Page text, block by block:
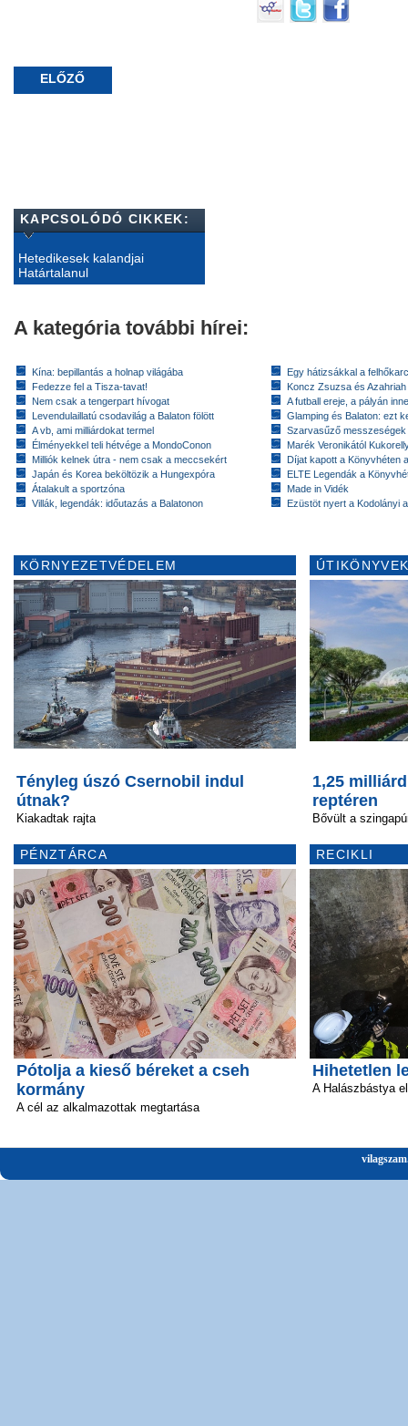
ELŐZŐ
KAPCSOLÓDÓ CIKKEK:
Hetedikesek kalandjai
Határtalanul
A kategória további hírei:
Kína: bepillantás a holnap világába
Fedezze fel a Tisza-tavat!
Nem csak a tengerpart hívogat
Levendulaillatú csodavilág a Balaton fölött
A vb, ami milliárdokat termel
Élményekkel teli hétvége a MondoConon
Milliók kelnek útra - nem csak a meccsekért
Japán és Korea beköltözik a Hungexpóra
Átalakult a sportzóna
Villák, legendák: időutazás a Balatonon
Egy hátizsákkal a
Koncz Zsuzsa és
A futball ereje, a pályán
Glamping és Balaton: ezt
Szarvasűző messzeségek
Marék Veronikától
Díjat kapott a Könyvhéten
ELTE Legendák a
Made in Vidék
Ezüstöt nyert a Kodolányi
KÖRNYEZETVÉDELEM
Tényleg úszó Csernobil indul
útnak?
Kiakadtak rajta
PÉNZTÁRCA
Pótolja a kieső béreket a cseh
kormány
A cél az alkalmazottak megtartása
1,25
reptéren
Bővült a
RECIKLI
Hihetetlen
A Halászbástya